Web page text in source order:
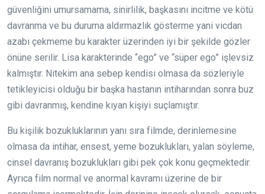
güvenliğini umursamama, sinirlilik, başkasını incitme ve kötü
davranma ve bu duruma aldırmazlık gösterme yani vicdan
azabı çekmeme bu karakter üzerinden iyi bir şekilde gözler
önüne serilir. Lisa karakterinde “ego” ve “süper ego” işlevsiz
kalmıştır. Nitekim ana sebep kendisi olmasa da sözleriyle
tetikleyicisi olduğu bir başka hastanın intiharından sonra buz
gibi davranmış, kendine kıyan kişiyi suçlamıştır.
Bu kişilik bozukluklarının yanı sıra filmde, derinlemesine
olmasa da intihar, ensest, yeme bozuklukları, yalan söyleme,
cinsel davranış bozuklukları gibi pek çok konu geçmektedir.
Ayrıca film normal ve anormal kavramı üzerine de bir